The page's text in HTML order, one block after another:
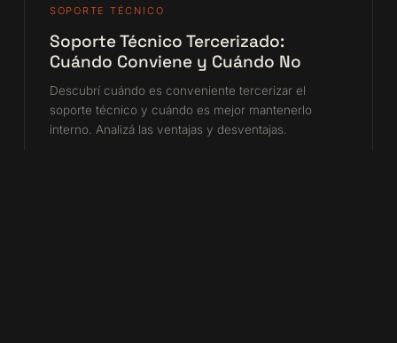
SOPORTE TÉCNICO
Soporte Técnico Tercerizado:
Cuándo Conviene y Cuándo No
Descubrí cuándo es conveniente tercerizar el
soporte técnico y cuándo es mejor mantenerlo
interno. Analizá las ventajas y desventajas.